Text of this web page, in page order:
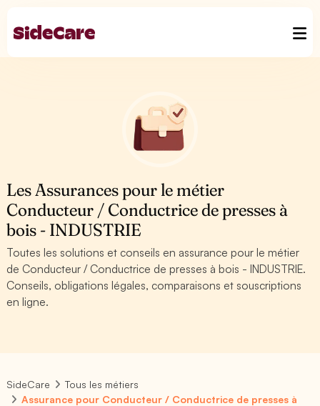
Les Assurances pour le métier
Conducteur / Conductrice de presses à
bois - INDUSTRIE
Toutes les solutions et conseils en assurance pour le métier
de Conducteur / Conductrice de presses à bois - INDUSTRIE.
Conseils, obligations légales, comparaisons et souscriptions
en ligne.
SideCare
Tous les métiers
Assurance pour Conducteur / Conductrice de presses à